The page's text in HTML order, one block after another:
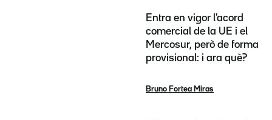
Entra en vigor l'acord
comercial de la UE i el
Mercosur, però de forma
provisional: i ara què?
Bruno Fortea Miras